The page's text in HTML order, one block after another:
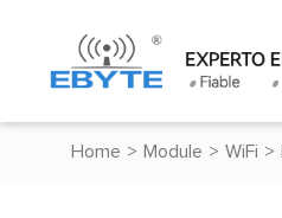
Home > Module > WiFi >